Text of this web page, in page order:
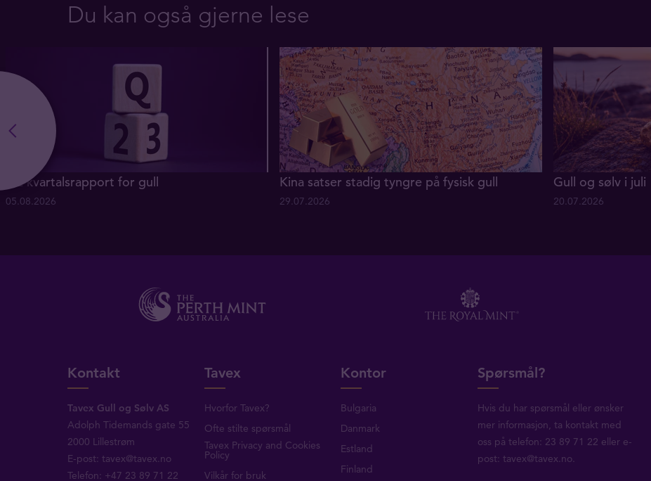
Du kan også gjerne lese
Q2 kvartalsrapport for gull
05.08.2026
Kina satser stadig tyngre på fysisk gull
29.07.2026
Gull og sølv i juli
20.07.2026
Kontakt
Tavex Gull og Sølv AS
Adolph Tidemands gate 55
2000 Lillestrøm
E-post:tavex@tavex.no
Telefon: +47 23 89 71 22
Tavex
Hvorfor Tavex?
Ofte stilte spørsmål
Tavex Privacy and Cookies
Policy
Vilkår for bruk
Kontor
Bulgaria
Danmark
Estland
Finland
Spørsmål?
Hvis du har spørsmål eller ønsker
mer informasjon, ta kontakt med
oss på telefon: 23 89 71 22 eller e-
post: tavex@tavex.no.